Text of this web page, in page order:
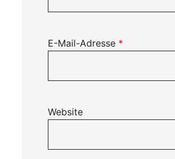
E-Mail-Adresse *
Website